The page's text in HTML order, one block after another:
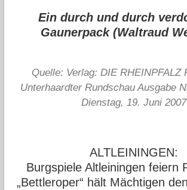
Ein durch und durch
Gaunerpack (Waltraud
Quelle: Verlag: DIE RHEINPFALZ
Unterhaardter Rundschau Ausgabe
Dienstag, 19. Juni 2007
ALTLEININGEN:
Burgspiele Altleiningen feiern
„Bettleroper“ hält Mächtigen